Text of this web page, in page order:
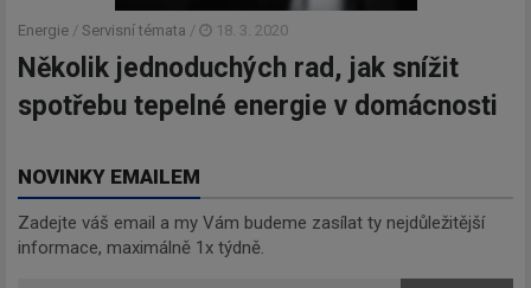
Energie / Servisní témata / 18. 3. 2020
Několik jednoduchých rad, jak snížit
spotřebu tepelné energie v domácnosti
NOVINKY EMAILEM
Zadejte váš email a my Vám budeme zasílat ty nejdůležitější
informace, maximálně 1x týdně.